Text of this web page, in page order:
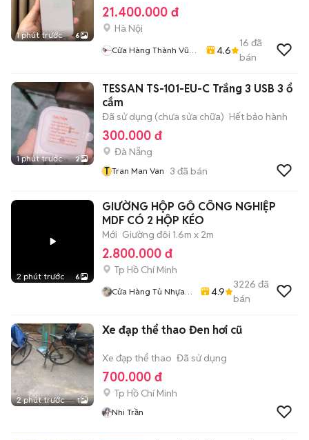
1 phút trước 6
21.400.000 đ
Hà Nội
Cửa Hàng Thành Vũ
4.6
16 đã
bán
1 phút trước 2
TESSAN TS-101-EU-C Trắng 3 USB 3 ổ
cắm
Đã sử dụng (chưa sửa chữa) Hết bảo hành
300.000 đ
Đà Nẵng
T Tran Man Van 3 đã bán
2 phút trước 6
GIƯỜNG HỘP GỖ CÔNG NGHIỆP
MDF CÓ 2 HỘP KÉO
Mới Giường đôi 1.6m x 2m
2.800.000 đ
Tp Hồ Chí Minh
Cửa Hàng Tủ Nhựa
4.9
3226 đã
bán
2 phút trước 1
Xe đạp thể thao Đen hơi cũ
Xe đạp thể thao Đã sử dụng
700.000 đ
Tp Hồ Chí Minh
Nhi Trần